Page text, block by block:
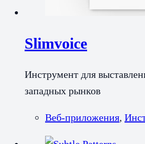
Slimvoice
Инструмент для
западных рынков
Веб-приложения,